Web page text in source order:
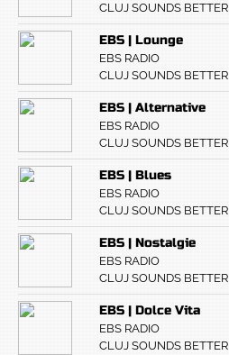
CLUJ SOUNDS BETTER
EBS | Lounge
EBS RADIO
CLUJ SOUNDS BETTER
EBS | Alternative
EBS RADIO
CLUJ SOUNDS BETTER
EBS | Blues
EBS RADIO
CLUJ SOUNDS BETTER
EBS | Nostalgie
EBS RADIO
CLUJ SOUNDS BETTER
EBS | Dolce Vita
EBS RADIO
CLUJ SOUNDS BETTER